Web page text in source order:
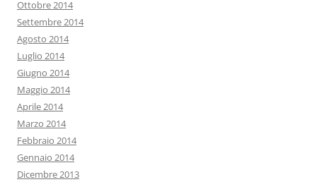
Ottobre 2014
Settembre 2014
Agosto 2014
Luglio 2014
Giugno 2014
Maggio 2014
Aprile 2014
Marzo 2014
Febbraio 2014
Gennaio 2014
Dicembre 2013